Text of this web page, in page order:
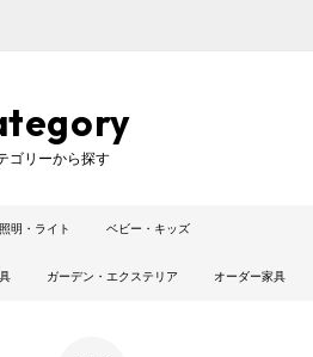
ゴリーから探す
照明・ライト ベビー・キッズ
ガーデン・エクステリア オーダー家具